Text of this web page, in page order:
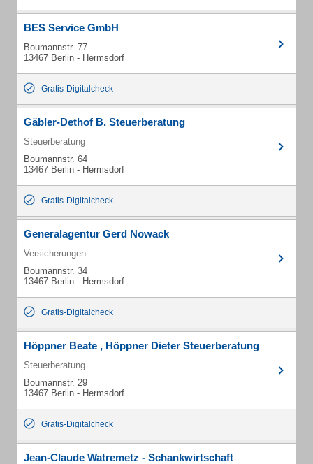
BES Service GmbH
Boumannstr. 77
13467 Berlin - Hermsdorf
Gratis-Digitalcheck
Gäbler-Dethof B. Steuerberatung
Steuerberatung
Boumannstr. 64
13467 Berlin - Hermsdorf
Gratis-Digitalcheck
Generalagentur Gerd Nowack
Versicherungen
Boumannstr. 34
13467 Berlin - Hermsdorf
Gratis-Digitalcheck
Höppner Beate , Höppner Dieter Steuerberatung
Steuerberatung
Boumannstr. 29
13467 Berlin - Hermsdorf
Gratis-Digitalcheck
Jean-Claude Watremetz - Schankwirtschaft